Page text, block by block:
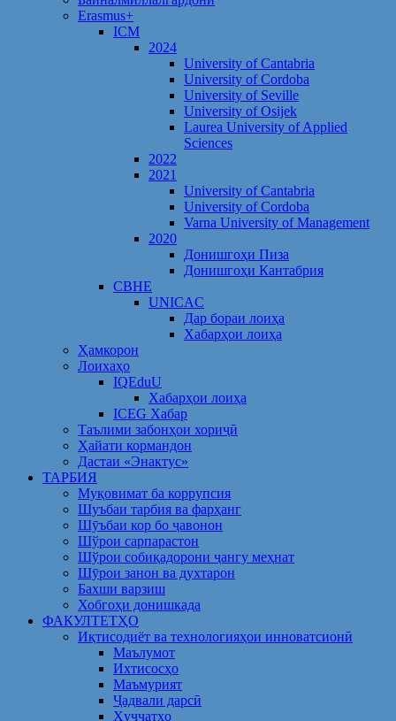
Erasmus+
ICM
2024
University of Cantabria
University of Cordoba
University of Seville
University of Osijek
Laurea University of Applied
Sciences
2022
2021
University of Cantabria
University of Cordoba
Varna University of Management
2020
Донишгоҳи Пиза
Донишгоҳи Кантабрия
CBHE
UNICAC
Дар бораи лоиҳа
Хабарҳои лоиҳа
Ҳамкорон
Лоихаҳо
IQEduU
Хабарҳои лоиҳа
ICEG Хабар
Таълими забонҳои хориҷӣ
Ҳайати кормандон
Дастаи «Энактус»
ТАРБИЯ
Муқовимат ба коррупсия
Шуъбаи тарбия ва фарҳанг
Шӯъбаи кор бо ҷавонон
Шўрои сарпарастон
Шўрои собиқадорони ҷангу меҳнат
Шӯрои занон ва духтарон
Бахши варзиш
Хобгоҳи донишкада
ФАКУЛТЕТҲО
Иқтисодиёт ва технологияҳои инноватсионӣ
Маълумот
Ихтисосҳо
Маъмурият
Ҷадвали дарсӣ
Ҳуҷҷатҳо